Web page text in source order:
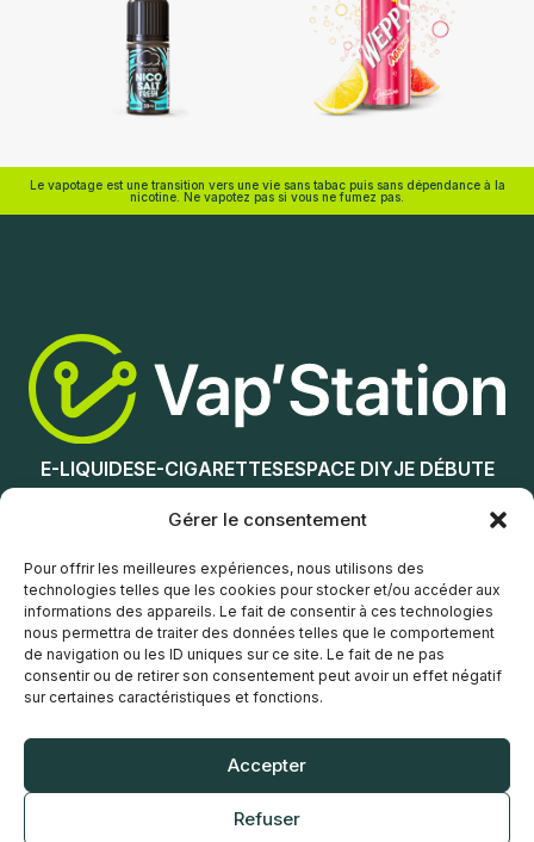
Gérer le consentement
Pour offrir les meilleures expériences, nous utilisons des
technologies telles que les cookies pour stocker et/ou accéder aux
informations des appareils. Le fait de consentir à ces technologies
nous permettra de traiter des données telles que le comportement
de navigation ou les ID uniques sur ce site. Le fait de ne pas
consentir ou de retirer son consentement peut avoir un effet négatif
sur certaines caractéristiques et fonctions.
Accepter
Refuser
Choix des options
Choix des options
Ajouter au panier
Le vapotage est une transition vers une vie sans tabac puis sans dépendance à la
nicotine. Ne vapotez pas si vous ne fumez pas.
E-LIQUIDESE-CIGARETTESESPACE DIYJE DÉBUTE
NOS MAGASINS
Service client
POLITIQUE DE CONFIDENTIALITÉ
CONDITIONS GÉNÉRALES DE VENTE